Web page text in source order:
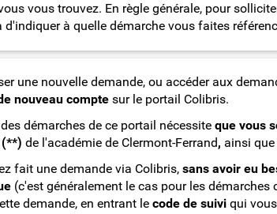
vous trouvez. En règle générale, pour
d'indiquer à quelle démarche vous faites
une nouvelle demande, ou accéder aux
nouveau compte sur le portail Colibris.
démarches de ce portail nécessite que vous
de l'académie de Clermont-Ferrand, ainsi que
fait une demande via Colibris, sans avoir eu
(c'est généralement le cas pour les démarches
demande, en entrant le code de suivi qui